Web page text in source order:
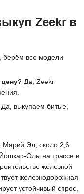
Zeekr в
берём все модели
Да, Zeekr
Да, выкупаем битые,
Марий Эл, около 2,6
Олы на трассе в
железной
железнодорожная
устойчивый спрос,